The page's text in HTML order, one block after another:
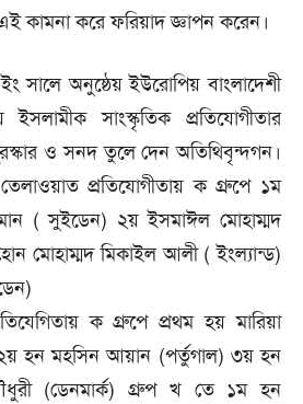
কামনা ক‌রে ফরিয়াদ জ্ঞাপন করেন।
সা‌লে অনু‌ষ্ঠেয় ইউ‌রো‌পিয় বাংলা‌দেশী
সাংস্কৃ‌তিক প্রতি‌যোগীতার
ও সনদ তু‌লে দেন অ‌তি‌থিবৃন্দগন।
প্রতি‌যোগীতায় ক গ্রু‌পে ১ম
( সুই‌ডেন) ২য় ইসমাঈল মোহাম্মদ
মোহাম্মদ মিকাইল আলী ( ইংল‌্যান্ড)
ক গ্রু‌পে প্রথম হয় মা‌রিয়া
২য় হন মহ‌সিন আয়ান (পর্তুগাল) ৩য় হন
(ডেনমার্ক) গ্রুপ খ তে ১ম হন